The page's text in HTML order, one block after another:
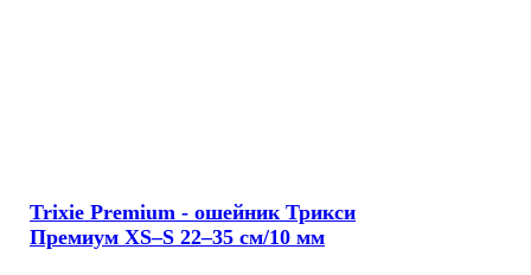
Trixie Premium - ошейник Трикси
Премиум XS–S 22–35 см/10 мм